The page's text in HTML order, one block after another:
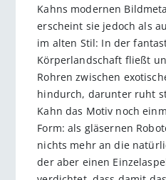
Kahns modernen
erscheint sie jedoch als
im alten Stil: In der
Körperlandschaft fließt
Rohren zwischen
hindurch, darunter ruht
Kahn das Motiv noch
Form: als gläsernen
nichts mehr an die
der aber einen